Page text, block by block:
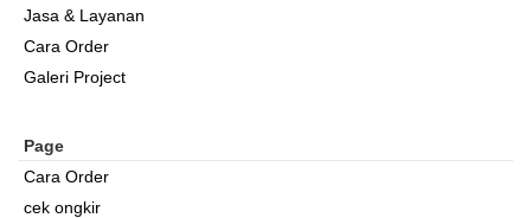
Jasa & Layanan
Cara Order
Galeri Project
Page
Cara Order
cek ongkir